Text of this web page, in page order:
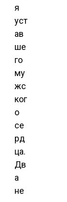
я
уст
ав
ше
го
му
жс
ког
о
се
рд
ца.
Дв
а
не